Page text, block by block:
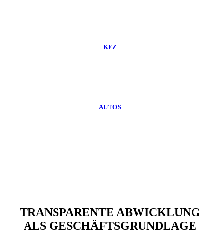
KFZ
AUTOS
TRANSPARENTE ABWICKLUNG
ALS GESCHÄFTSGRUNDLAGE